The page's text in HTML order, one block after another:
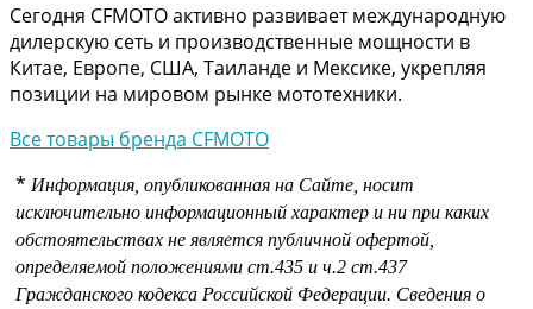
Сегодня CFMOTO активно развивает международную
дилерскую сеть и производственные мощности в
Китае, Европе, США, Таиланде и Мексике, укрепляя
позиции на мировом рынке мототехники.
Все товары бренда CFMOTO
* Информация, опубликованная на Сайте, носит
исключительно информационный характер и ни при каких
обстоятельствах не является публичной офертой,
определяемой положениями ст.435 и ч.2 ст.437
Гражданского кодекса Российской Федерации. Сведения о